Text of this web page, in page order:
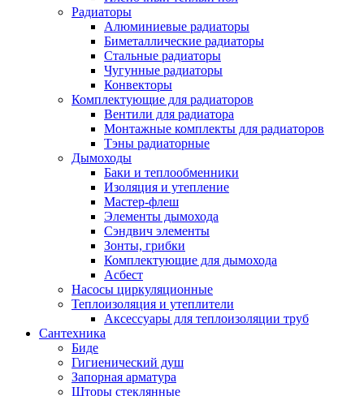
Радиаторы
Алюминиевые радиаторы
Биметаллические радиаторы
Стальные радиаторы
Чугунные радиаторы
Конвекторы
Комплектующие для радиаторов
Вентили для радиатора
Монтажные комплекты для радиаторов
Тэны радиаторные
Дымоходы
Баки и теплообменники
Изоляция и утепление
Мастер-флеш
Элементы дымохода
Сэндвич элементы
Зонты, грибки
Комплектующие для дымохода
Асбест
Насосы циркуляционные
Теплоизоляция и утеплители
Аксессуары для теплоизоляции труб
Сантехника
Биде
Гигиенический душ
Запорная арматура
Шторы стеклянные